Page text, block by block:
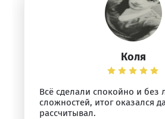
Коля
Всё сделали спокойно и без
сложностей, итог оказался
рассчитывал.